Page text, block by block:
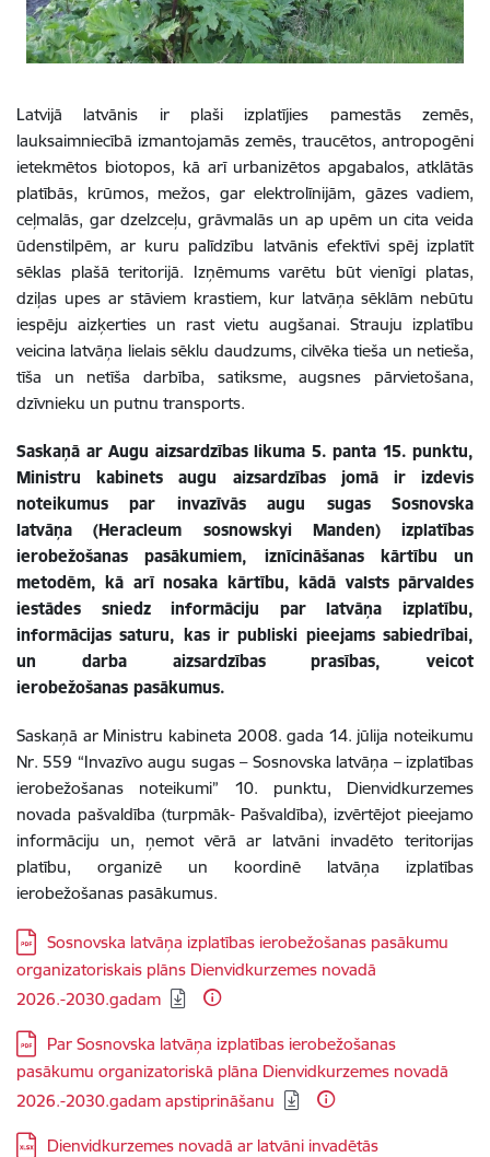
Latvijā latvānis ir plaši izplatījies pamestās zemēs,
lauksaimniecībā izmantojamās zemēs, traucētos, antropogēni
ietekmētos biotopos, kā arī urbanizētos apgabalos, atklātās
platībās, krūmos, mežos, gar elektrolīnijām, gāzes vadiem,
ceļmalās, gar dzelzceļu, grāvmalās un ap upēm un cita veida
ūdenstilpēm, ar kuru palīdzību latvānis efektīvi spēj izplatīt
sēklas plašā teritorijā. Izņēmums varētu būt vienīgi platas,
dziļas upes ar stāviem krastiem, kur latvāņa sēklām nebūtu
iespēju aizķerties un rast vietu augšanai. Strauju izplatību
veicina latvāņa lielais sēklu daudzums, cilvēka tieša un netieša,
tīša un netīša darbība, satiksme, augsnes pārvietošana,
dzīvnieku un putnu transports.
Saskaņā ar Augu aizsardzības likuma 5. panta 15. punktu,
Ministru kabinets augu aizsardzības jomā ir izdevis
noteikumus par invazīvās augu sugas Sosnovska
latvāņa (Heracleum sosnowskyi Manden) izplatības
ierobežošanas pasākumiem, iznīcināšanas kārtību un
metodēm, kā arī nosaka kārtību, kādā valsts pārvaldes
iestādes sniedz informāciju par latvāņa izplatību,
informācijas saturu, kas ir publiski pieejams sabiedrībai,
un darba aizsardzības prasības, veicot
ierobežošanas pasākumus.
Saskaņā ar Ministru kabineta 2008. gada 14. jūlija noteikumu
Nr. 559 “Invazīvo augu sugas – Sosnovska latvāņa – izplatības
ierobežošanas noteikumi” 10. punktu, Dienvidkurzemes
novada pašvaldība (turpmāk- Pašvaldība), izvērtējot pieejamo
informāciju un, ņemot vērā ar latvāni invadēto teritorijas
platību, organizē un koordinē latvāņa izplatības
ierobežošanas pasākumus.
Lejupielādēt:
Sosnovska latvāņa izplatības ierobežošanas pasākumu
organizatoriskais plāns Dienvidkurzemes novadā
2026.-2030.gadam
Lejupielādēt:
Par Sosnovska latvāņa izplatības ierobežošanas
pasākumu organizatoriskā plāna Dienvidkurzemes novadā
2026.-2030.gadam apstiprināšanu
Lejupielādēt:
Dienvidkurzemes novadā ar latvāni invadētās